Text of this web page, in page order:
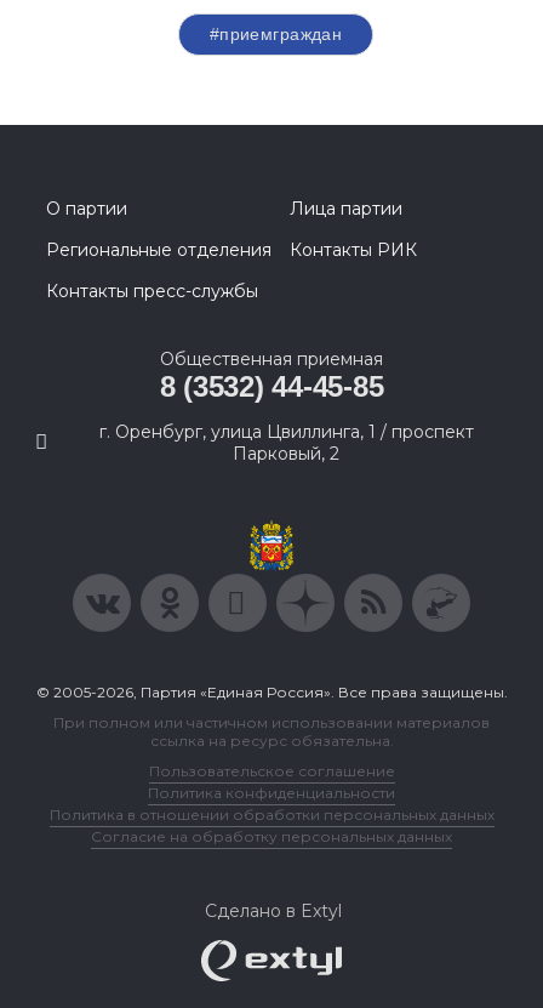
#приемграждан
О партии
Лица партии
Региональные отделения
Контакты РИК
Контакты пресс-службы
Общественная приемная
8 (3532) 44-45-85
г. Оренбург, улица Цвиллинга, 1 / проспект
Парковый, 2
© 2005-2026, Партия «Единая Россия». Все права защищены.
При полном или частичном использовании материалов
ссылка на ресурс обязательна.
Пользовательское соглашение
Политика конфиденциальности
Политика в отношении обработки персональных данных
Согласие на обработку персональных данных
Сделано в Extyl